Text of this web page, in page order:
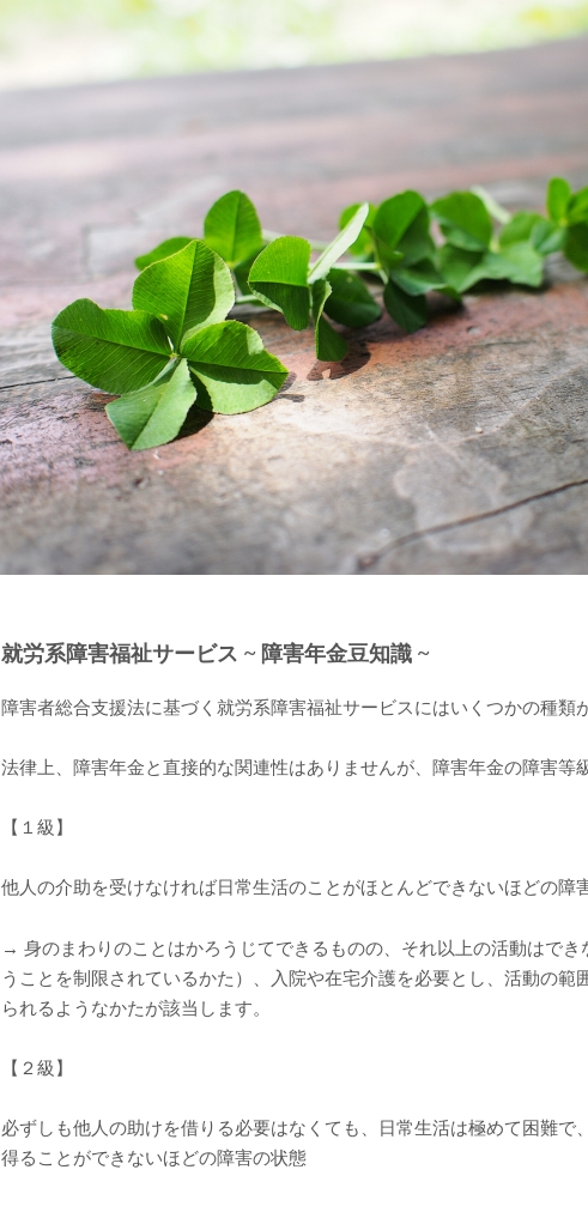
就労系障害福祉サービス ~ 障害年金豆知識 ~
障害者総合支援法に基づく就労系障害福祉サービスにはいくつかの種類
法律上、障害年金と直接的な関連性はありませんが、障害年金の障害等
【１級】
他人の介助を受けなければ日常生活のことがほとんどできないほどの障
→ 身のまわりのことはかろうじてできるものの、それ以上の活動はでき
うことを制限されているかた）、入院や在宅介護を必要とし、活動の範
られるようなかたが該当します。
【２級】
必ずしも他人の助けを借りる必要はなくても、日常生活は極めて困難で
得ることができないほどの障害の状態